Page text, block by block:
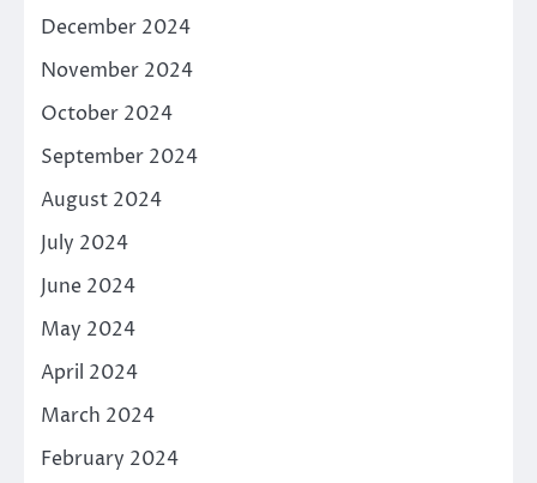
December 2024
November 2024
October 2024
September 2024
August 2024
July 2024
June 2024
May 2024
April 2024
March 2024
February 2024